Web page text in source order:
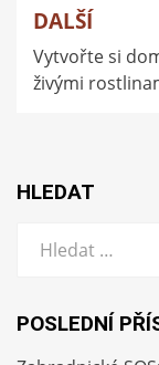
DALŠÍ
Vytvořte si
živými
HLEDAT
POSLEDNÍ